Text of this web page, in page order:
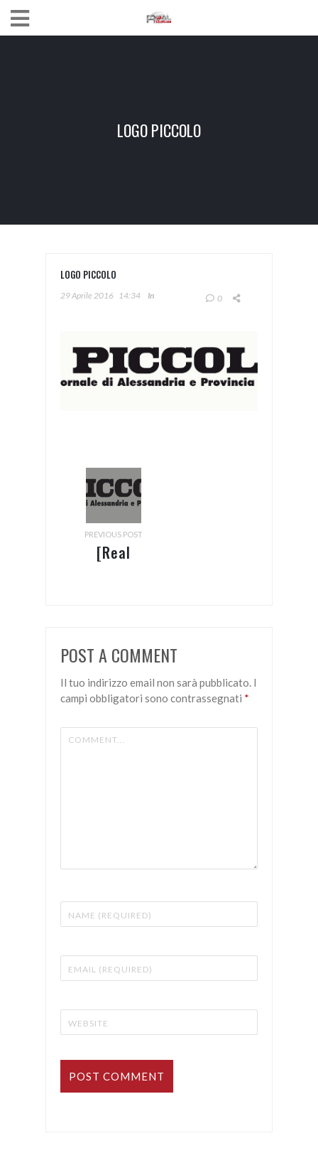
LOGO PICCOLO
LOGO PICCOLO
29 Aprile 2016 14:34 In 0
PREVIOUS POST
[Real
il Piccolo
del
29/04/2016
– Prima
pagina
POST A COMMENT
Il tuo indirizzo email non sarà pubblicato. I
campi obbligatori sono contrassegnati *